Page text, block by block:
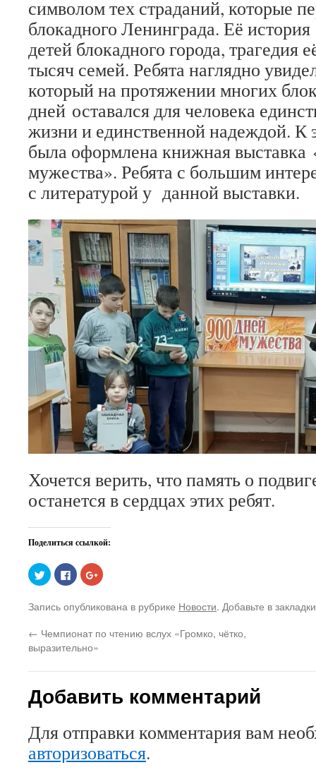
символом тех страданий, которые
блокадного Ленинграда. Её
детей блокадного города, трагедия
тысяч семей. Ребята наглядно
который на протяжении многих
дней оставался для человека
жизни и единственной надеждой. К
была оформлена книжная выставка
мужества». Ребята с большим
с литературой у данной выставки.
Хочется верить, что память о
останется в сердцах этих ребят.
Поделиться ссылкой:
Нажмите,
чтобы
поделиться
Twitter
(Открывается
новом
окне)
Нажмите
здесь,
чтобы
контентом
на
(Открывается
в
новом
Нажмите,
чтобы
Google+
(Открывается
новом
окне)
Запись опубликована в рубрике Новости. Добавьте в
← Чемпионат по чтению вслух «Громко, чётко,
выразительно»
Добавить комментарий
Для отправки комментария вам
авторизоваться.